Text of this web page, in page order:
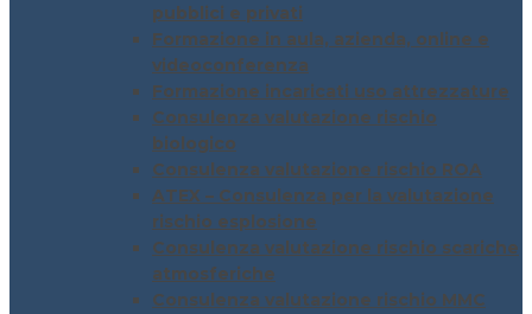
pubblici e privati
Formazione in aula, azienda, online e
videoconferenza
Formazione incaricati uso attrezzature
Consulenza valutazione rischio
biologico
Consulenza valutazione rischio ROA
ATEX – Consulenza per la valutazione
rischio esplosione
Consulenza valutazione rischio scariche
atmosferiche
Consulenza valutazione rischio MMC